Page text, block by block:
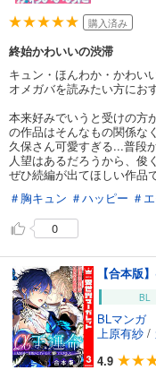
購入済み
終始かわいいの渋滞
キュン・ほんわか・かわい
オメガバを読みたい方にお
本来好みでいうと受けの方
の作品はそんなもの関係な
久保さん可愛すぎる...普段
人望はあるだろうから、俊
ぜひ続編が出てほしい作品
＃胸キュン ＃ハッピー ＃
0
BL
BLマンガ
上原有紗 /
4.9